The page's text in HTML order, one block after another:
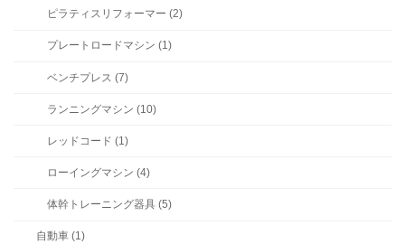
ピラティスリフォーマー (2)
プレートロードマシン (1)
ベンチプレス (7)
ランニングマシン (10)
レッドコード (1)
ローイングマシン (4)
体幹トレーニング器具 (5)
自動車 (1)